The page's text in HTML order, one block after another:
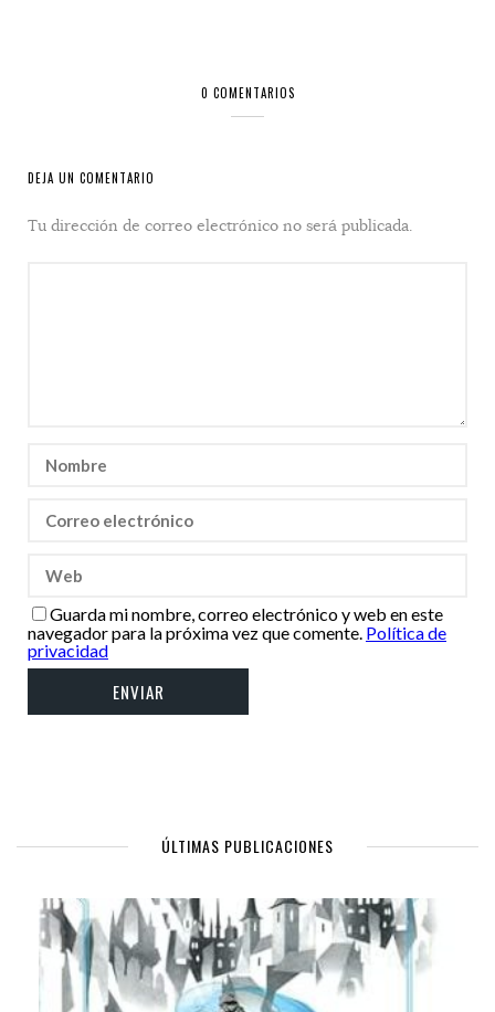
0 COMENTARIOS
DEJA UN COMENTARIO
Tu dirección de correo electrónico no será publicada.
Guarda mi nombre, correo electrónico y web en este
navegador para la próxima vez que comente. Política de
privacidad
ÚLTIMAS PUBLICACIONES